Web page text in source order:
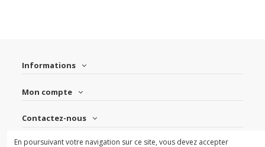
Informations
Mon compte
Contactez-nous
Suivez-nous
En poursuivant votre navigation sur ce site, vous devez accepter